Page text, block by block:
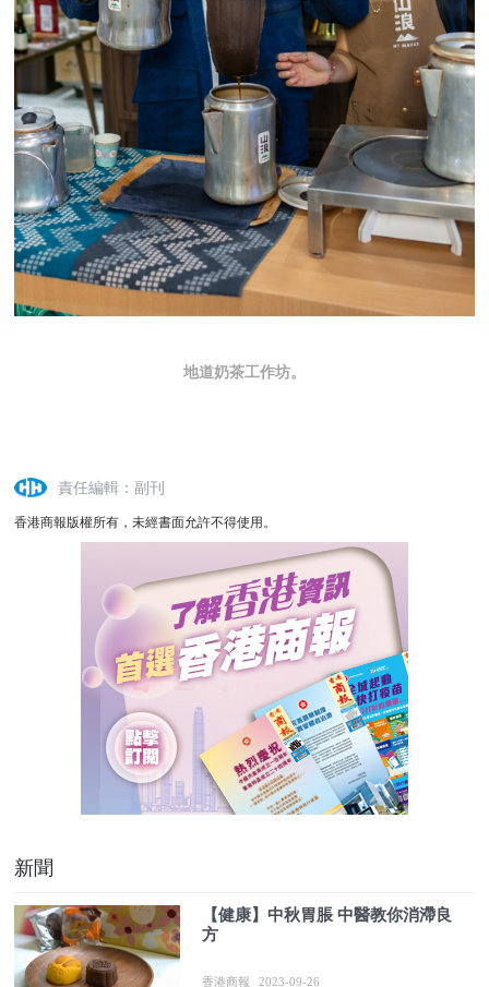
地道奶茶工作坊。
責任編輯：副刊
香港商報版權所有，未經書面允許不得使用。
新聞
【健康】中秋胃脹 中醫教你消滯良
方
香港商報 2023-09-26